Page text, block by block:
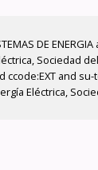
DE
Sociedad
ccode:EXT and
Eléctrica,